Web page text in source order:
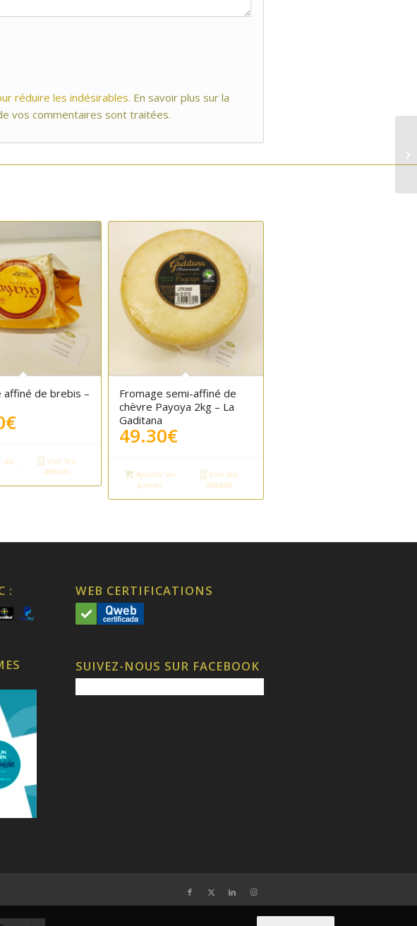
réduire les indésirables. En savoir plus sur la
vos commentaires sont traitées.
affiné de brebis –
€
au
Voir les
détails
Fromage semi-affiné de
chèvre Payoya 2kg – La
Gaditana
49.30€
Ajouter au
panier
Voir les
détails
: WEB CERTIFICATIONS
SUIVEZ-NOUS SUR FACEBOOK